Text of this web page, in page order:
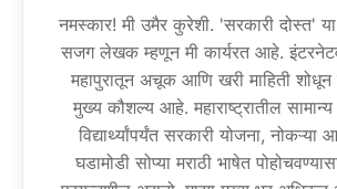
नमस्कार! मी उमैर कुरेशी. 'सरकारी दोस्त'
सजग लेखक म्हणून मी कार्यरत आहे.
महापुरातून अचूक आणि खरी माहिती
मुख्य कौशल्य आहे. महाराष्ट्रातील
विद्यार्थ्यांपर्यंत सरकारी योजना, नोकऱ्या
घडामोडी सोप्या मराठी भाषेत